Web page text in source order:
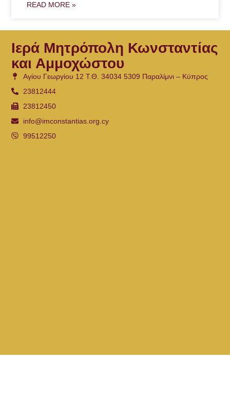
READ MORE »
Ιερά Μητρόπολη Κωνσταντίας
και Αμμοχώστου
Αγίου Γεωργίου 12 Τ.Θ. 34034 5309 Παραλίμνι – Κύπρος
23812444
23812450
info@imconstantias.org.cy
99512250